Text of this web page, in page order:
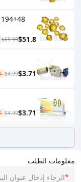
معلومات الطلب
*
$51.8
$69.99
$3.71
$4.99
-$1.28
$3.71
$4.99
-$1.28